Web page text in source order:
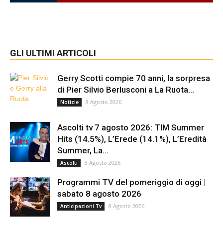
GLI ULTIMI ARTICOLI
Gerry Scotti compie 70 anni, la sorpresa
di Pier Silvio Berlusconi a La Ruota...
Notizie 8 Agosto 2026
Ascolti tv 7 agosto 2026: TIM Summer
Hits (14.5%), L’Erede (14.1%), L’Eredità
Summer, La...
Ascolti 8 Agosto 2026
Programmi TV del pomeriggio di oggi |
sabato 8 agosto 2026
Anticipazioni Tv 8 Agosto 2026